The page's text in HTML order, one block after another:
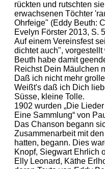
rückten und rutschten
erwachsenen Töchter
Ohrfeige" (Eddy Beuth:
Evelyn Förster 2013, S.
Auf einem Vereinsfest
dichtet auch",
Beuth habe damit
Reichst Dein Mäulchen
Daß ich nicht mehr
Weißt's daß ich Dich
Süsse, kleine Tolle.
1902 wurden „Die
Eine Sammlung“ von
Das Chanson begann
Zusammenarbeit mit
hatten, begann. Dies
Knopf, Siegwart Ehrlich
Elly Leonard, Käthe